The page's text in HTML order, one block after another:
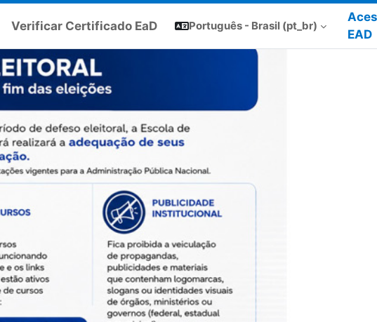
Verificar Certificado EaD Português - Brasil ‎(pt_br)‎
EAD